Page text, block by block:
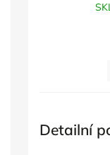
Detailní